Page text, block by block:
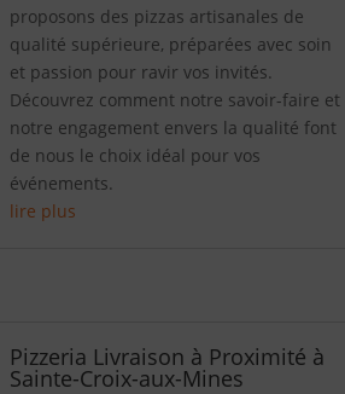
proposons des pizzas artisanales de
qualité supérieure, préparées avec soin
et passion pour ravir vos invités.
Découvrez comment notre savoir-faire et
notre engagement envers la qualité font
de nous le choix idéal pour vos
événements.
lire plus
Pizzeria Livraison à Proximité à
Sainte-Croix-aux-Mines